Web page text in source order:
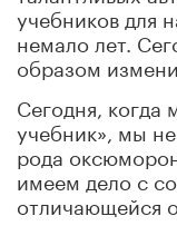
учебников для
немало лет.
образом
Сегодня, когда
учебник», мы
рода
имеем дело с
отличающейся